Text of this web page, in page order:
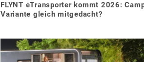
FLYNT eTransporter kommt 2026:
Variante gleich mitgedacht?